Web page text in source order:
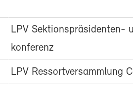
LPV Sektionspräsidenten-
konferenz
LPV Ressortversammlung